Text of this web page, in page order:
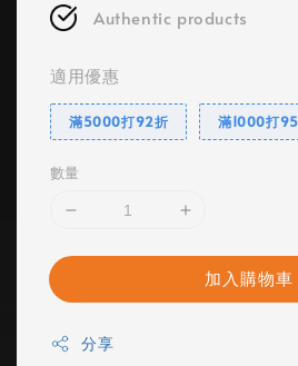
Authentic products
適用優惠
滿5000打92折 滿1000打
數量
加入購物車
分享